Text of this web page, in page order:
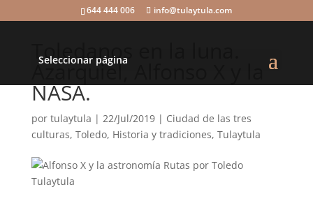
644 444 006 info@tulaytula.com
Seleccionar página
Toledanos en la luna.
Azarquiel, Alfonso X y la
NASA.
por tulaytula | 22/Jul/2019| Ciudad de las tres
culturas, Toledo, Historia y tradiciones, Tulaytula